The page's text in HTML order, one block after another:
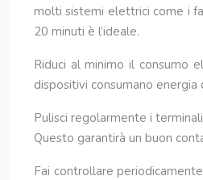
molti sistemi elettrici come i
20 minuti è l’ideale.
Riduci al minimo il consumo
dispositivi consumano
Pulisci regolarmente i
Questo garantirà un buon
Fai controllare